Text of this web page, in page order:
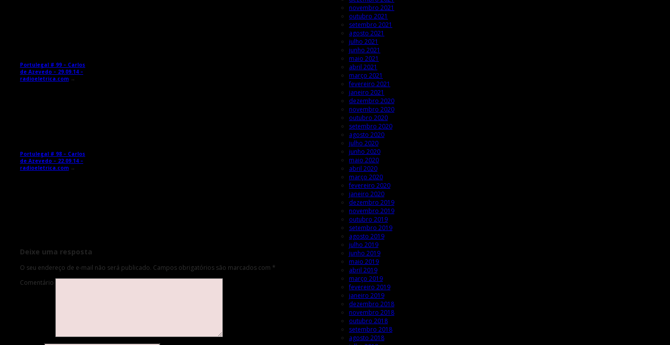
Portulegal # 99 – Carlos
de Azevedo – 29.09.14 –
radioeletrica.com →
Portulegal # 98 – Carlos
de Azevedo – 22.09.14 –
radioeletrica.com →
Deixe uma resposta
O seu endereço de e-mail não será publicado. Campos obrigatórios são marcados com *
Comentário
novembro 2021
outubro 2021
setembro 2021
agosto 2021
julho 2021
junho 2021
maio 2021
abril 2021
março 2021
fevereiro 2021
janeiro 2021
dezembro 2020
novembro 2020
outubro 2020
setembro 2020
agosto 2020
julho 2020
junho 2020
maio 2020
abril 2020
março 2020
fevereiro 2020
janeiro 2020
dezembro 2019
novembro 2019
outubro 2019
setembro 2019
agosto 2019
julho 2019
junho 2019
maio 2019
abril 2019
março 2019
fevereiro 2019
janeiro 2019
dezembro 2018
novembro 2018
outubro 2018
setembro 2018
agosto 2018